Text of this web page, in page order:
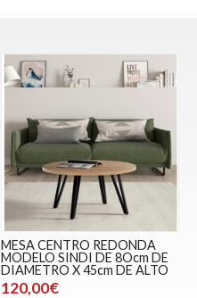
MESA CENTRO REDONDA
MODELO SINDI DE 8Ocm DE
DIAMETRO X 45cm DE ALTO
120,00€